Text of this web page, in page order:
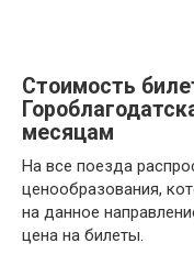
Стоимость
месяцам
На все поезда
ценообразования,
на данное
цена на билеты.